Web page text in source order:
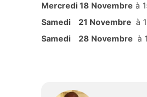
Mercredi 18 Novembre à
Samedi 21 Novembre à
Samedi 28 Novembre à